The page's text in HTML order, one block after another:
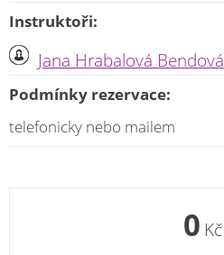
Instruktoři:
Jana Hrabalová Bendová
Podmínky rezervace:
telefonicky nebo mailem
0 Kč